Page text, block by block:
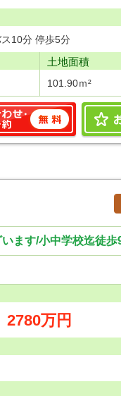
10分 停歩5分
土地面積
101.90ｍ²
ます/小中学校迄徒歩
2780万円